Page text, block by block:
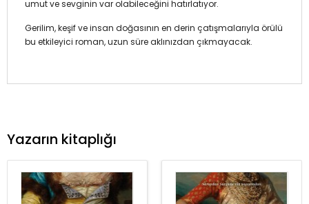
umut ve sevginin var olabileceğini hatırlatıyor.
Gerilim, keşif ve insan doğasının en derin çatışmalarıyla örülü
bu etkileyici roman, uzun süre aklınızdan çıkmayacak.
Yazarın kitaplığı